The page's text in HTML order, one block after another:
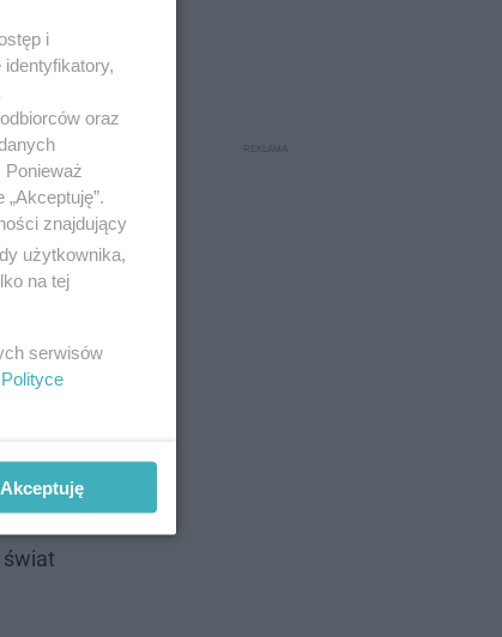
świat
i
oraz
znajdujący
użytkownika,
na tej
serwisów
Polityce
Akceptuję